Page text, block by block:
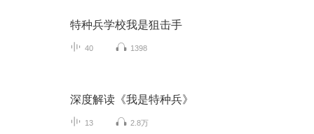
特种兵学校我是狙击手
40 1398
深度解读《我是特种兵》
13 2.8万